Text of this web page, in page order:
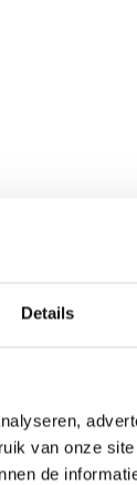
Details
van onze
de